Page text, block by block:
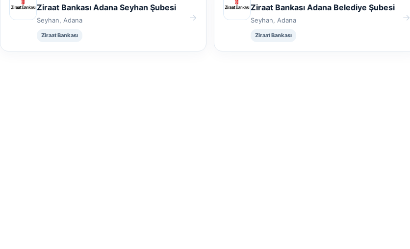
Ziraat Bankası Adana Seyhan Şubesi
Seyhan, Adana
Ziraat Bankası
→
Ziraat Bankası Adana Belediye Şubesi
Seyhan, Adana
Ziraat Bankası
→